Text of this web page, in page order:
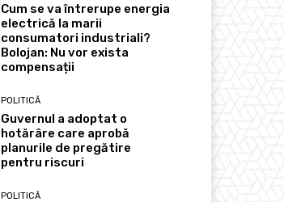
Cum se va întrerupe energia
electrică la marii
consumatori industriali?
Bolojan: Nu vor exista
compensații
POLITICĂ
Guvernul a adoptat o
hotărâre care aprobă
planurile de pregătire
pentru riscuri
POLITICĂ